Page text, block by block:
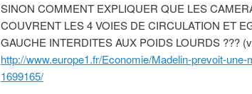
SINON COMMENT EXPLIQUER QUE LES
COUVRENT LES 4 VOIES DE CIRCULATION ET
GAUCHE INTERDITES AUX POIDS LOURDS ???
http://www.europe1.fr/Economie/Madelin-prevoit-
1699165/